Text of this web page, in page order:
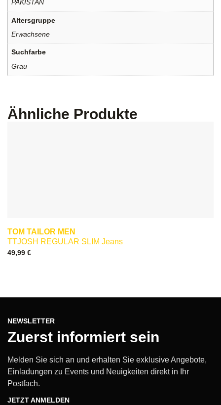
PAKISTAN
Altersgruppe
Erwachsene
Suchfarbe
Grau
Ähnliche Produkte
TOM TAILOR MEN
TTJOSH REGULAR SLIM Jeans
49,99 €
NEWSLETTER
Zuerst informiert sein
Melden Sie sich an und erhalten Sie exklusive Angebote,
Einladungen zu Events und Neuigkeiten direkt in Ihr
Postfach.
JETZT ANMELDEN